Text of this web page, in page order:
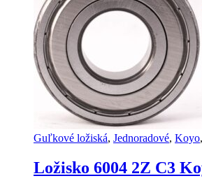
Guľkové ložiská, Jednoradové, Koyo,
Ložisko 6004 2Z C3